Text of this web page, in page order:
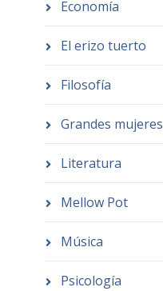
Economía
El erizo tuerto
Filosofía
Grandes mujeres
Literatura
Mellow Pot
Música
Psicología